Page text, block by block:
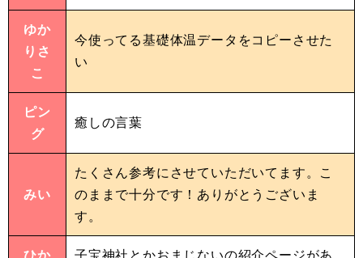
ゆか
りさ
こ
今使ってる基礎体温データをコピーさせた
い
ピン
グ
癒しの言葉
みい
たくさん参考にさせていただいてます。こ
のままで十分です！ありがとうございま
す。
ひか
子宝神社とかおまじないの紹介ページがあ